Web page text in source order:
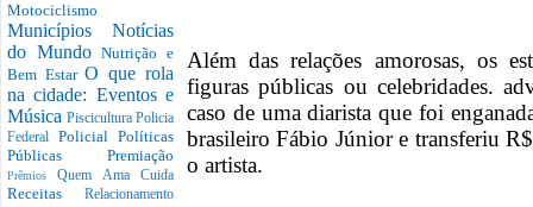
Motociclismo
Municípios Notícias
do MundoNutrição e
Bem EstarO que rola
na cidade: Eventos e
Música Piscicultura Policia
Federal Policial Políticas
Públicas Premiação
PrêmiosQuem Ama Cuida
Receitas Relacionamento
Além das relações amorosas, os
figuras públicas ou celebridades.
caso de uma diarista que foi
brasileiro Fábio Júnior e transferiu
o artista.